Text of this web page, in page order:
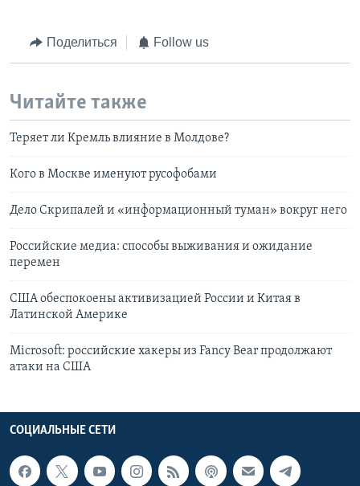
Поделиться Follow us
Читайте также
Теряет ли Кремль влияние в Молдове?
Кого в Москве именуют русофобами
Дело Скрипалей и «информационный туман» вокруг него
Российские медиа: способы выживания и ожидание
перемен
США обеспокоены активизацией России и Китая в
Латинской Америке
Microsoft: российские хакеры из Fancy Bear продолжают
атаки на США
СОЦИАЛЬНЫЕ СЕТИ